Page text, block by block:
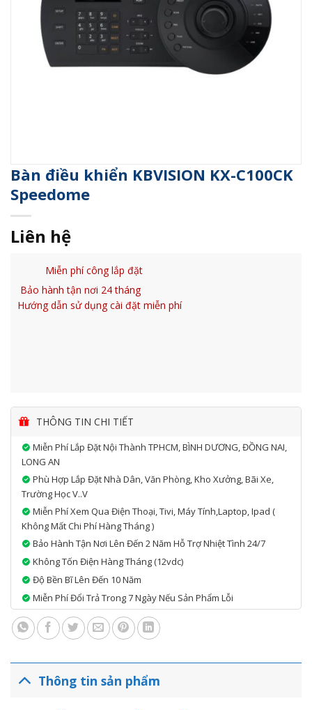
Bàn điều khiển KBVISION KX-C100CK
Speedome
Liên hệ
Miễn phí công lắp đặt
Bảo hành tận nơi 24 tháng
Hướng dẫn sử dụng cài đặt miễn phí
THÔNG TIN CHI TIẾT
Miễn Phí Lắp Đặt Nội Thành TPHCM, BÌNH DƯƠNG, ĐỒNG NAI,
LONG AN
Phù Hợp Lắp Đặt Nhà Dân, Văn Phòng, Kho Xưởng, Bãi Xe,
Trường Học V..v
Miễn Phí Xem Qua Điện Thoại, Tivi, Máy Tính,laptop, Ipad (
Không Mất Chi Phí Hàng Tháng )
Bảo Hành Tận Nơi Lên Đến 2 Năm Hỗ Trợ Nhiệt Tình 24/7
Không Tốn Điện Hàng Tháng (12vdc)
Độ Bền Bĩ Lên Đến 10 Năm
Miễn Phí Đổi Trả Trong 7 Ngày Nếu Sản Phẩm Lỗi
Thông tin sản phẩm